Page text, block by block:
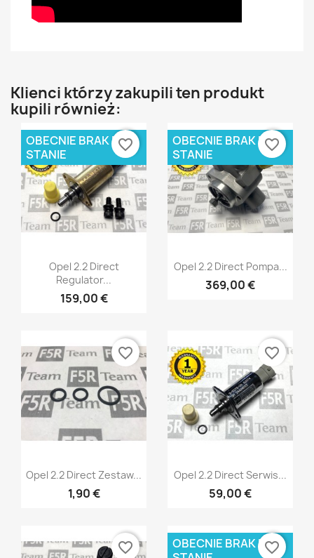
Klienci którzy zakupili ten produkt
kupili również:
Szybki podgląd
Opel 2.2 Direct
Regulator...
159,00 €
OBECNIE BRAK NA
STANIE
favorite_border
 Szybki podgląd
Opel 2.2 Direct Pompa...
369,00 €
OBECNIE BRAK NA
STANIE
favorite_border
 Szybki podgląd
Opel 2.2 Direct Zestaw...
1,90 €
favorite_border
 Szybki podgląd
Opel 2.2 Direct Serwis...
59,00 €
favorite_border
favorite_border
OBECNIE BRAK NA
favorite_border
Nazwa listy życzeń
Anuluj Utwórz listę życzeń